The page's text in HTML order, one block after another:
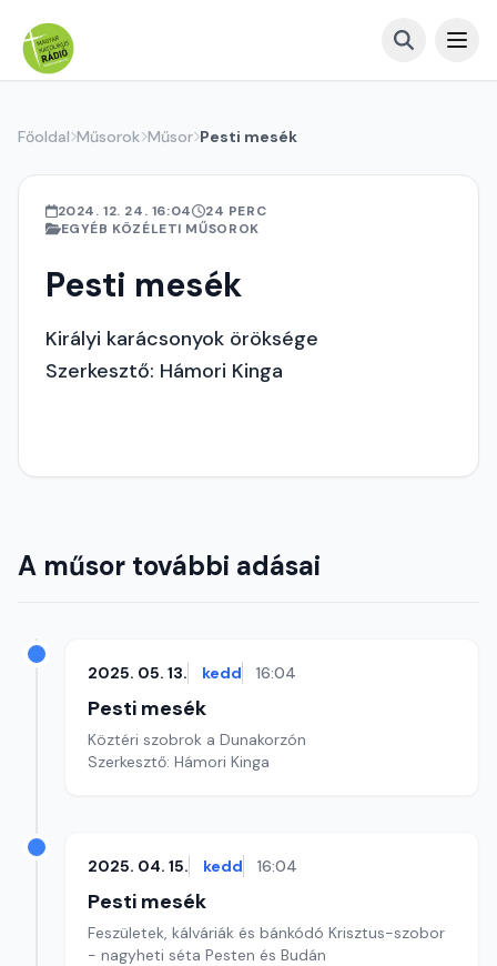
Főoldal Műsorok Műsor Pesti mesék
2024. 12. 24. 16:04
24 PERC
EGYÉB KÖZÉLETI MŰSOROK
Pesti mesék
Királyi karácsonyok öröksége
Szerkesztő: Hámori Kinga
A műsor további adásai
2025. 05. 13. kedd 16:04
Pesti mesék
Köztéri szobrok a Dunakorzón
Szerkesztő: Hámori Kinga
2025. 04. 15. kedd 16:04
Pesti mesék
Feszületek, kálváriák és bánkódó Krisztus-szobor
- nagyheti séta Pesten és Budán